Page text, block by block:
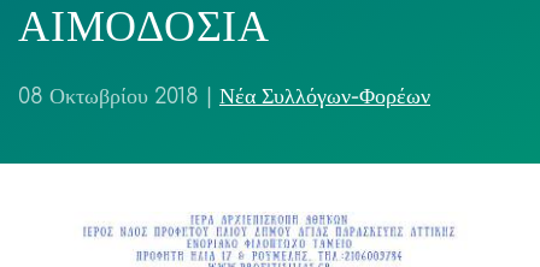
ΑΙΜΟΔΟΣΙΑ
08 Οκτωβρίου 2018 Νέα Συλλόγων-Φορέων